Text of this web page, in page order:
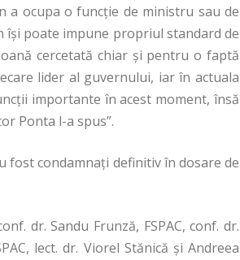
a ocupa o funcție de ministru sau de
își poate impune propriul standard de
cercetată chiar și pentru o faptă
lider al guvernului, iar în actuala
importante în acest moment, însă
Ponta l-a spus”.
fost condamnați definitiv în dosare de
dr. Sandu Frunză, FSPAC, conf. dr.
lect. dr. Viorel Stănică și Andreea